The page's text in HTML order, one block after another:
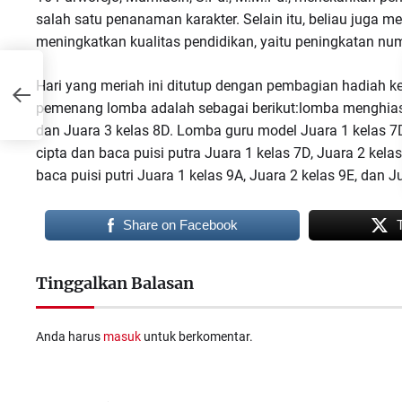
salah satu penanaman karakter. Selain itu, beliau juga
meningkatkan kualitas pendidikan, yaitu peningkatan
Hari yang meriah ini ditutup dengan pembagian hadiah
pemenang lomba adalah sebagai berikut:lomba
dan Juara 3 kelas 8D. Lomba guru model Juara 1 kelas
cipta dan baca puisi putra Juara 1 kelas 7D, Juara 2
baca puisi putri Juara 1 kelas 9A, Juara 2 kelas 9E, dan
Share on Facebook
Tinggalkan Balasan
Anda harus masuk untuk berkomentar.